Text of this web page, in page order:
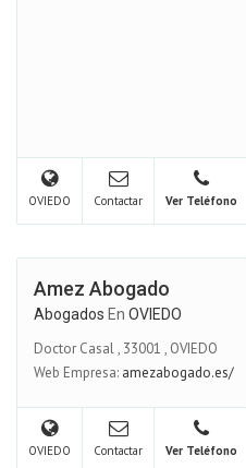
OVIEDO Contactar Ver Teléfono
Amez Abogado
Abogados En OVIEDO
Doctor Casal, 33001 , OVIEDO
Web Empresa: amezabogado.es/
OVIEDO Contactar Ver Teléfono